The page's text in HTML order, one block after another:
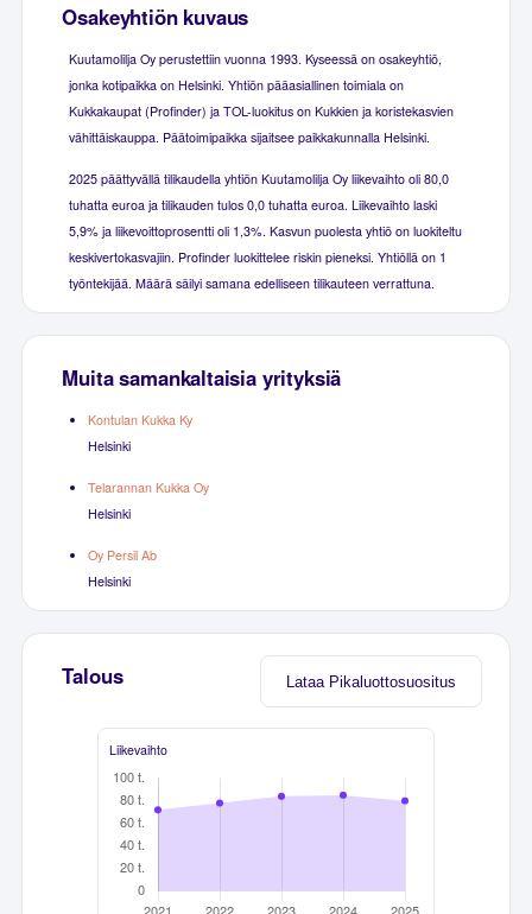
Osakeyhtiön kuvaus
Kuutamolilja Oy perustettiin vuonna 1993. Kyseessä on osakeyhtiö,
jonka kotipaikka on Helsinki. Yhtiön pääasiallinen toimiala on
Kukkakaupat (Profinder) ja TOL-luokitus on Kukkien ja koristekasvien
vähittäiskauppa. Päätoimipaikka sijaitsee paikkakunnalla Helsinki.
2025 päättyvällä tilikaudella yhtiön Kuutamolilja Oy liikevaihto oli 80,0
tuhatta euroa ja tilikauden tulos 0,0 tuhatta euroa. Liikevaihto laski
5,9% ja liikevoittoprosentti oli 1,3%. Kasvun puolesta yhtiö on luokiteltu
keskivertokasvajiin. Profinder luokittelee riskin pieneksi. Yhtiöllä on 1
työntekijää. Määrä säilyi samana edelliseen tilikauteen verrattuna.
Muita samankaltaisia yrityksiä
Kontulan Kukka Ky
Helsinki
Telarannan Kukka Oy
Helsinki
Oy Persil Ab
Helsinki
Lataa Pikaluottosuositus
Talous
Liikevaihto